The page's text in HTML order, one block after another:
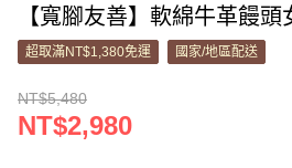
【寬腳友善】軟綿牛革饅
超取滿NT$1,380免運 國家/地區配送
NT$5,480
NT$2,980